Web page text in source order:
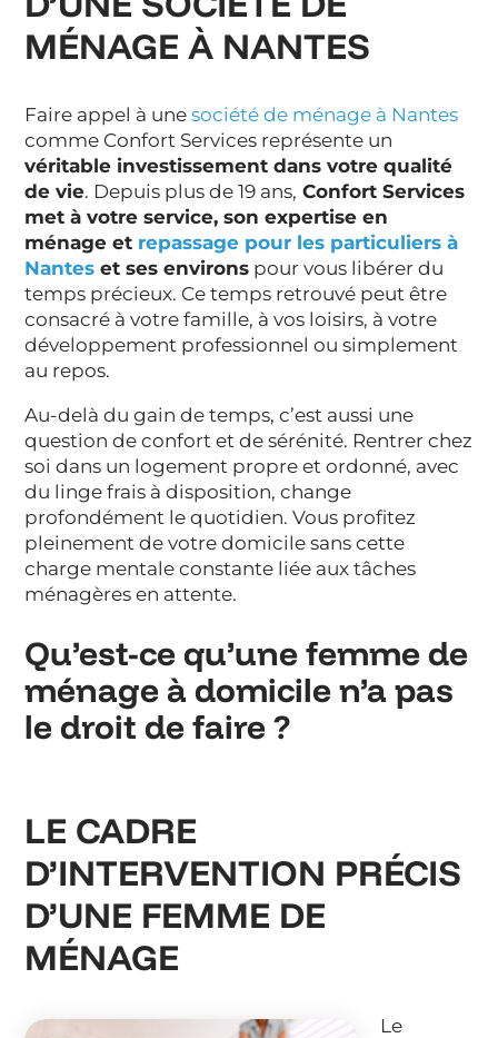
MÉNAGE À NANTES
Faire appel à unesociété de ménage à Nantes
comme Confort Services représente un
véritable investissement dans votre qualité
de vie. Depuis plus de 19 ans, Confort Services
met à votre service, son expertise en
ménage et repassage pour les particuliers à
Nantes et ses environs pour vous libérer du
temps précieux. Ce temps retrouvé peut être
consacré à votre famille, à vos loisirs, à votre
développement professionnel ou simplement
au repos.
Au-delà du gain de temps, c’est aussi une
question de confort et de sérénité. Rentrer chez
soi dans un logement propre et ordonné, avec
du linge frais à disposition, change
profondément le quotidien. Vous profitez
pleinement de votre domicile sans cette
charge mentale constante liée aux tâches
ménagères en attente.
Qu’est-ce qu’une femme de
ménage à domicile n’a pas
le droit de faire ?
LE CADRE
D’INTERVENTION PRÉCIS
D’UNE FEMME DE
MÉNAGE
Le